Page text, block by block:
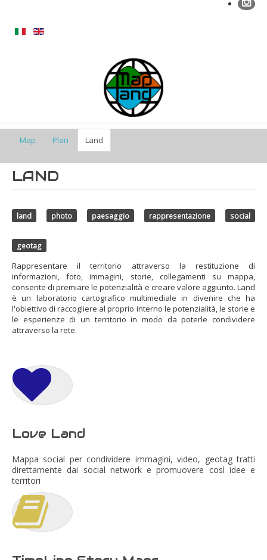
Privacy Policy
Map Plan Land
LAND
land photo paesaggio rappresentazione social
geotag
Rappresentare il territorio attraverso la restituzione di
informazioni, foto, immagini, storie, collegamenti su mappa,
consente di premiare le potenzialità e creare valore aggiunto. Land
è un laboratorio cartografico multimediale in divenire che ha
l'obiettivo di raccogliere al proprio interno le potenzialità, le storie e
le esperienze di un territorio in modo da poterle condividere
attraverso la rete.
Love Land
Mappa social per condividere immagini, video, geotag tratti
direttamente dai social network e promuovere così idee e
territori